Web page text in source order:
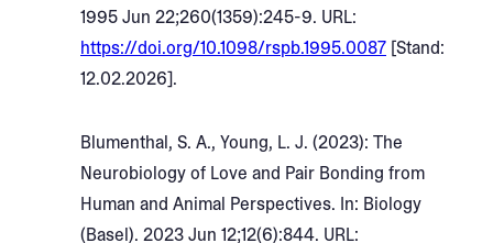
1995 Jun 22;260(1359):245-9. URL:
https://doi.org/10.1098/rspb.1995.0087 [Stand:
12.02.2026].
Blumenthal, S. A., Young, L. J. (2023): The
Neurobiology of Love and Pair Bonding from
Human and Animal Perspectives. In: Biology
(Basel). 2023 Jun 12;12(6):844. URL: